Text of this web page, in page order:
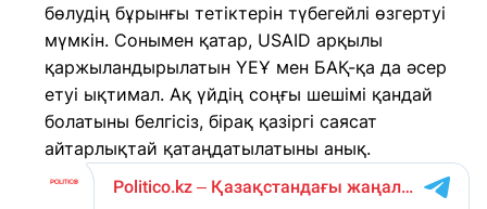
бөлудің бұрынғы тетіктерін түбегейлі өзгертуі
мүмкін. Сонымен қатар, USAID арқылы
қаржыландырылатын ҮЕҰ мен БАҚ-қа да әсер
етуі ықтимал. Ақ үйдің соңғы шешімі қандай
болатыны белгісіз, бірақ қазіргі саясат
айтарлықтай қатаңдатылатыны анық.